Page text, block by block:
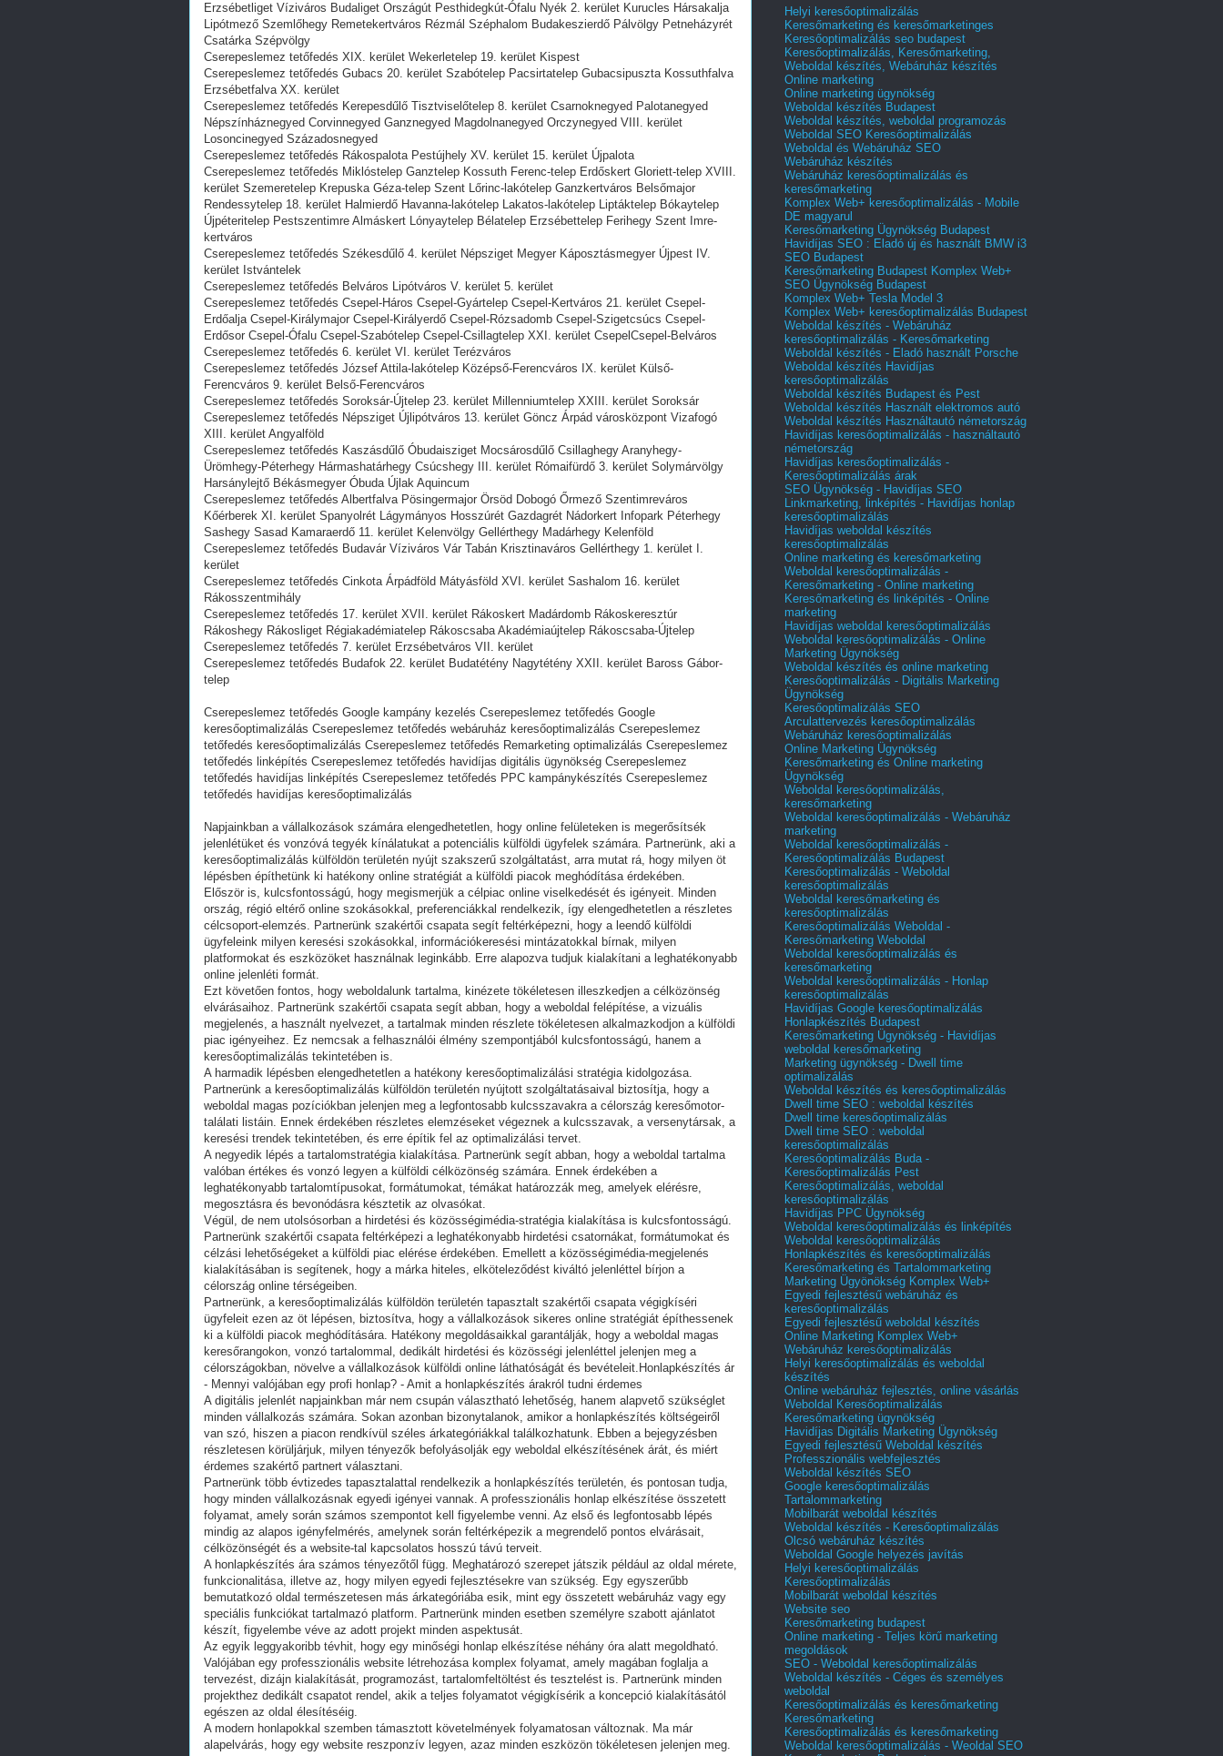
Erzsébetliget Víziváros Budaliget Országút Pesthidegkút-Ófalu Nyék 2. kerület Kurucles Hársakalja
Lipótmező Szemlőhegy Remetekertváros Rézmál Széphalom Budakeszierdő Pálvölgy Petneházyrét
Csatárka Szépvölgy
Cserepeslemez tetőfedés XIX. kerület Wekerletelep 19. kerület Kispest
Cserepeslemez tetőfedés Gubacs 20. kerület Szabótelep Pacsirtatelep Gubacsipuszta Kossuthfalva
Erzsébetfalva XX. kerület
Cserepeslemez tetőfedés Kerepesdűlő Tisztviselőtelep 8. kerület Csarnoknegyed Palotanegyed
Népszínháznegyed Corvinnegyed Ganznegyed Magdolnanegyed Orczynegyed VIII. kerület
Losoncinegyed Századosnegyed
Cserepeslemez tetőfedés Rákospalota Pestújhely XV. kerület 15. kerület Újpalota
Cserepeslemez tetőfedés Miklóstelep Ganztelep Kossuth Ferenc-telep Erdőskert Gloriett-telep XVIII.
kerület Szemeretelep Krepuska Géza-telep Szent Lőrinc-lakótelep Ganzkertváros Belsőmajor
Rendessytelep 18. kerület Halmierdő Havanna-lakótelep Lakatos-lakótelep Liptáktelep Bókaytelep
Újpéteritelep Pestszentimre Almáskert Lónyaytelep Bélatelep Erzsébettelep Ferihegy Szent Imre-
kertváros
Cserepeslemez tetőfedés Székesdűlő 4. kerület Népsziget Megyer Káposztásmegyer Újpest IV.
kerület Istvántelek
Cserepeslemez tetőfedés Belváros Lipótváros V. kerület 5. kerület
Cserepeslemez tetőfedés Csepel-Háros Csepel-Gyártelep Csepel-Kertváros 21. kerület Csepel-
Erdőalja Csepel-Királymajor Csepel-Királyerdő Csepel-Rózsadomb Csepel-Szigetcsúcs Csepel-
Erdősor Csepel-Ófalu Csepel-Szabótelep Csepel-Csillagtelep XXI. kerület CsepelCsepel-Belváros
Cserepeslemez tetőfedés 6. kerület VI. kerület Terézváros
Cserepeslemez tetőfedés József Attila-lakótelep Középső-Ferencváros IX. kerület Külső-
Ferencváros 9. kerület Belső-Ferencváros
Cserepeslemez tetőfedés Soroksár-Újtelep 23. kerület Millenniumtelep XXIII. kerület Soroksár
Cserepeslemez tetőfedés Népsziget Újlipótváros 13. kerület Göncz Árpád városközpont Vizafogó
XIII. kerület Angyalföld
Cserepeslemez tetőfedés Kaszásdűlő Óbudaisziget Mocsárosdűlő Csillaghegy Aranyhegy-
Ürömhegy-Péterhegy Hármashatárhegy Csúcshegy III. kerület Rómaifürdő 3. kerület Solymárvölgy
Harsánylejtő Békásmegyer Óbuda Újlak Aquincum
Cserepeslemez tetőfedés Albertfalva Pösingermajor Örsöd Dobogó Őrmező Szentimreváros
Kőérberek XI. kerület Spanyolrét Lágymányos Hosszúrét Gazdagrét Nádorkert Infopark Péterhegy
Sashegy Sasad Kamaraerdő 11. kerület Kelenvölgy Gellérthegy Madárhegy Kelenföld
Cserepeslemez tetőfedés Budavár Víziváros Vár Tabán Krisztinaváros Gellérthegy 1. kerület I.
kerület
Cserepeslemez tetőfedés Cinkota Árpádföld Mátyásföld XVI. kerület Sashalom 16. kerület
Rákosszentmihály
Cserepeslemez tetőfedés 17. kerület XVII. kerület Rákoskert Madárdomb Rákoskeresztúr
Rákoshegy Rákosliget Régiakadémiatelep Rákoscsaba Akadémiaújtelep Rákoscsaba-Újtelep
Cserepeslemez tetőfedés 7. kerület Erzsébetváros VII. kerület
Cserepeslemez tetőfedés Budafok 22. kerület Budatétény Nagytétény XXII. kerület Baross Gábor-
telep
Cserepeslemez tetőfedés Google kampány kezelés Cserepeslemez tetőfedés Google
keresőoptimalizálás Cserepeslemez tetőfedés webáruház keresőoptimalizálás Cserepeslemez
tetőfedés keresőoptimalizálás Cserepeslemez tetőfedés Remarketing optimalizálás Cserepeslemez
tetőfedés linképítés Cserepeslemez tetőfedés havidíjas digitális ügynökség Cserepeslemez
tetőfedés havidíjas linképítés Cserepeslemez tetőfedés PPC kampánykészítés Cserepeslemez
tetőfedés havidíjas keresőoptimalizálás
Napjainkban a vállalkozások számára elengedhetetlen, hogy online felületeken is megerősítsék
jelenlétüket és vonzóvá tegyék kínálatukat a potenciális külföldi ügyfelek számára. Partnerünk, aki a
keresőoptimalizálás külföldön területén nyújt szakszerű szolgáltatást, arra mutat rá, hogy milyen öt
lépésben építhetünk ki hatékony online stratégiát a külföldi piacok meghódítása érdekében.
Először is, kulcsfontosságú, hogy megismerjük a célpiac online viselkedését és igényeit. Minden
ország, régió eltérő online szokásokkal, preferenciákkal rendelkezik, így elengedhetetlen a részletes
célcsoport-elemzés. Partnerünk szakértői csapata segít feltérképezni, hogy a leendő külföldi
ügyfeleink milyen keresési szokásokkal, információkeresési mintázatokkal bírnak, milyen
platformokat és eszközöket használnak leginkább. Erre alapozva tudjuk kialakítani a leghatékonyabb
online jelenléti formát.
Ezt követően fontos, hogy weboldalunk tartalma, kinézete tökéletesen illeszkedjen a célközönség
elvárásaihoz. Partnerünk szakértői csapata segít abban, hogy a weboldal felépítése, a vizuális
megjelenés, a használt nyelvezet, a tartalmak minden részlete tökéletesen alkalmazkodjon a külföldi
piac igényeihez. Ez nemcsak a felhasználói élmény szempontjából kulcsfontosságú, hanem a
keresőoptimalizálás tekintetében is.
A harmadik lépésben elengedhetetlen a hatékony keresőoptimalizálási stratégia kidolgozása.
Partnerünk a keresőoptimalizálás külföldön területén nyújtott szolgáltatásaival biztosítja, hogy a
weboldal magas pozíciókban jelenjen meg a legfontosabb kulcsszavakra a célország keresőmotor-
találati listáin. Ennek érdekében részletes elemzéseket végeznek a kulcsszavak, a versenytársak, a
keresési trendek tekintetében, és erre építik fel az optimalizálási tervet.
A negyedik lépés a tartalomstratégia kialakítása. Partnerünk segít abban, hogy a weboldal tartalma
valóban értékes és vonzó legyen a külföldi célközönség számára. Ennek érdekében a
leghatékonyabb tartalomtípusokat, formátumokat, témákat határozzák meg, amelyek elérésre,
megosztásra és bevonódásra késztetik az olvasókat.
Végül, de nem utolsósorban a hirdetési és közösségimédia-stratégia kialakítása is kulcsfontosságú.
Partnerünk szakértői csapata feltérképezi a leghatékonyabb hirdetési csatornákat, formátumokat és
célzási lehetőségeket a külföldi piac elérése érdekében. Emellett a közösségimédia-megjelenés
kialakításában is segítenek, hogy a márka hiteles, elköteleződést kiváltó jelenléttel bírjon a
célország online térségeiben.
Partnerünk, a keresőoptimalizálás külföldön területén tapasztalt szakértői csapata végigkíséri
ügyfeleit ezen az öt lépésen, biztosítva, hogy a vállalkozások sikeres online stratégiát építhessenek
ki a külföldi piacok meghódítására. Hatékony megoldásaikkal garantálják, hogy a weboldal magas
keresőrangokon, vonzó tartalommal, dedikált hirdetési és közösségi jelenléttel jelenjen meg a
célországokban, növelve a vállalkozások külföldi online láthatóságát és bevételeit.Honlapkészítés ár
- Mennyi valójában egy profi honlap? - Amit a honlapkészítés árakról tudni érdemes
A digitális jelenlét napjainkban már nem csupán választható lehetőség, hanem alapvető szükséglet
minden vállalkozás számára. Sokan azonban bizonytalanok, amikor a honlapkészítés költségeiről
van szó, hiszen a piacon rendkívül széles árkategóriákkal találkozhatunk. Ebben a bejegyzésben
részletesen körüljárjuk, milyen tényezők befolyásolják egy weboldal elkészítésének árát, és miért
érdemes szakértő partnert választani.
Partnerünk több évtizedes tapasztalattal rendelkezik a honlapkészítés területén, és pontosan tudja,
hogy minden vállalkozásnak egyedi igényei vannak. A professzionális honlap elkészítése összetett
folyamat, amely során számos szempontot kell figyelembe venni. Az első és legfontosabb lépés
mindig az alapos igényfelmérés, amelynek során feltérképezik a megrendelő pontos elvárásait,
célközönségét és a website-tal kapcsolatos hosszú távú terveit.
A honlapkészítés ára számos tényezőtől függ. Meghatározó szerepet játszik például az oldal mérete,
funkcionalitása, illetve az, hogy milyen egyedi fejlesztésekre van szükség. Egy egyszerűbb
bemutatkozó oldal természetesen más árkategóriába esik, mint egy összetett webáruház vagy egy
speciális funkciókat tartalmazó platform. Partnerünk minden esetben személyre szabott ajánlatot
készít, figyelembe véve az adott projekt minden aspektusát.
Az egyik leggyakoribb tévhit, hogy egy minőségi honlap elkészítése néhány óra alatt megoldható.
Valójában egy professzionális website létrehozása komplex folyamat, amely magában foglalja a
tervezést, dizájn kialakítását, programozást, tartalomfeltöltést és tesztelést is. Partnerünk minden
projekthez dedikált csapatot rendel, akik a teljes folyamatot végigkísérik a koncepció kialakításától
egészen az oldal élesítéséig.
A modern honlapokkal szemben támasztott követelmények folyamatosan változnak. Ma már
alapelvárás, hogy egy website reszponzív legyen, azaz minden eszközön tökéletesen jelenjen meg.
Helyi keresőoptimalizálás
Keresőmarketing és keresőmarketinges
Keresőoptimalizálás seo budapest
Keresőoptimalizálás, Keresőmarketing,
Weboldal készítés, Webáruház készítés
Online marketing
Online marketing ügynökség
Weboldal készítés Budapest
Weboldal készítés, weboldal programozás
Weboldal SEO Keresőoptimalizálás
Weboldal és Webáruház SEO
Webáruház készítés
Webáruház keresőoptimalizálás és
keresőmarketing
Komplex Web+ keresőoptimalizálás - Mobile
DE magyarul
Keresőmarketing Ügynökség Budapest
Havidíjas SEO : Eladó új és használt BMW i3
SEO Budapest
Keresőmarketing Budapest Komplex Web+
SEO Ügynökség Budapest
Komplex Web+ Tesla Model 3
Komplex Web+ keresőoptimalizálás Budapest
Weboldal készítés - Webáruház
keresőoptimalizálás - Keresőmarketing
Weboldal készítés - Eladó használt Porsche
Weboldal készítés Havidíjas
keresőoptimalizálás
Weboldal készítés Budapest és Pest
Weboldal készítés Használt elektromos autó
Weboldal készítés Használtautó németország
Havidíjas keresőoptimalizálás - használtautó
németország
Havidíjas keresőoptimalizálás -
Keresőoptimalizálás árak
SEO Ügynökség - Havidíjas SEO
Linkmarketing, linképítés - Havidíjas honlap
keresőoptimalizálás
Havidíjas weboldal készítés
keresőoptimalizálás
Online marketing és keresőmarketing
Weboldal keresőoptimalizálás -
Keresőmarketing - Online marketing
Keresőmarketing és linképítés - Online
marketing
Havidíjas weboldal keresőoptimalizálás
Weboldal keresőoptimalizálás - Online
Marketing Ügynökség
Weboldal készítés és online marketing
Keresőoptimalizálás - Digitális Marketing
Ügynökség
Keresőoptimalizálás SEO
Arculattervezés keresőoptimalizálás
Webáruház keresőoptimalizálás
Online Marketing Ügynökség
Keresőmarketing és Online marketing
Ügynökség
Weboldal keresőoptimalizálás,
keresőmarketing
Weboldal keresőoptimalizálás - Webáruház
marketing
Weboldal keresőoptimalizálás -
Keresőoptimalizálás Budapest
Keresőoptimalizálás - Weboldal
keresőoptimalizálás
Weboldal keresőmarketing és
keresőoptimalizálás
Keresőoptimalizálás Weboldal -
Keresőmarketing Weboldal
Weboldal keresőoptimalizálás és
keresőmarketing
Weboldal keresőoptimalizálás - Honlap
keresőoptimalizálás
Havidíjas Google keresőoptimalizálás
Honlapkészítés Budapest
Keresőmarketing Ügynökség - Havidíjas
weboldal keresőmarketing
Marketing ügynökség - Dwell time
optimalizálás
Weboldal készítés és keresőoptimalizálás
Dwell time SEO : weboldal készítés
Dwell time keresőoptimalizálás
Dwell time SEO : weboldal
keresőoptimalizálás
Keresőoptimalizálás Buda -
Keresőoptimalizálás Pest
Keresőoptimalizálás, weboldal
keresőoptimalizálás
Havidíjas PPC Ügynökség
Weboldal keresőoptimalizálás és linképítés
Weboldal keresőoptimalizálás
Honlapkészítés és keresőoptimalizálás
Keresőmarketing és Tartalommarketing
Marketing Ügyönökség Komplex Web+
Egyedi fejlesztésű webáruház és
keresőoptimalizálás
Egyedi fejlesztésű weboldal készítés
Online Marketing Komplex Web+
Webáruház keresőoptimalizálás
Helyi keresőoptimalizálás és weboldal
készítés
Online webáruház fejlesztés, online vásárlás
Weboldal Keresőoptimalizálás
Keresőmarketing ügynökség
Havidíjas Digitális Marketing Ügynökség
Egyedi fejlesztésű Weboldal készítés
Professzionális webfejlesztés
Weboldal készítés SEO
Google keresőoptimalizálás
Tartalommarketing
Mobilbarát weboldal készítés
Weboldal készítés - Keresőoptimalizálás
Olcsó webáruház készítés
Weboldal Google helyezés javítás
Helyi keresőoptimalizálás
Keresőoptimalizálás
Mobilbarát weboldal készítés
Website seo
Keresőmarketing budapest
Online marketing - Teljes körű marketing
megoldások
SEO - Weboldal keresőoptimalizálás
Weboldal készítés - Céges és személyes
weboldal
Keresőoptimalizálás és keresőmarketing
Keresőmarketing
Keresőoptimalizálás és keresőmarketing
Weboldal keresőoptimalizálás - Weoldal SEO